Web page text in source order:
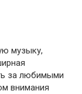
музыку,
за любимыми
внимания